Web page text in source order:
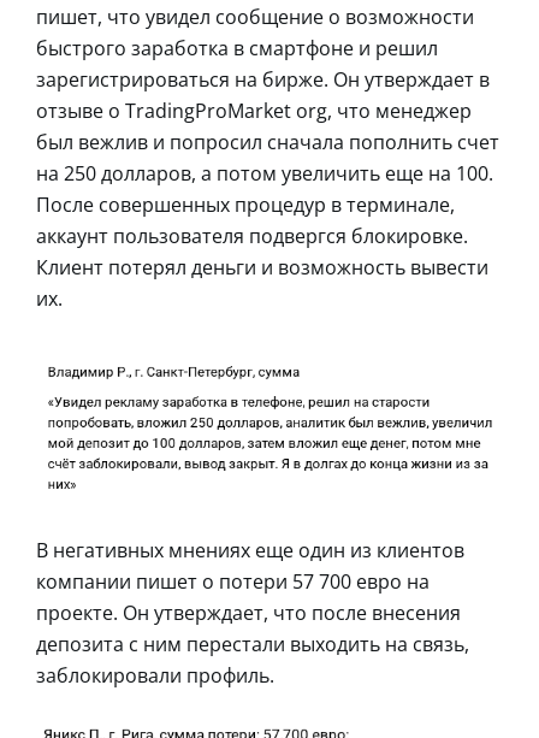
пишет, что увидел сообщение о возможности
быстрого заработка в смартфоне и решил
зарегистрироваться на бирже. Он утверждает в
отзыве о TradingProMarket org, что менеджер
был вежлив и попросил сначала пополнить счет
на 250 долларов, а потом увеличить еще на 100.
После совершенных процедур в терминале,
аккаунт пользователя подвергся блокировке.
Клиент потерял деньги и возможность вывести
их.
В негативных мнениях еще один из клиентов
компании пишет о потери 57 700 евро на
проекте. Он утверждает, что после внесения
депозита с ним перестали выходить на связь,
заблокировали профиль.